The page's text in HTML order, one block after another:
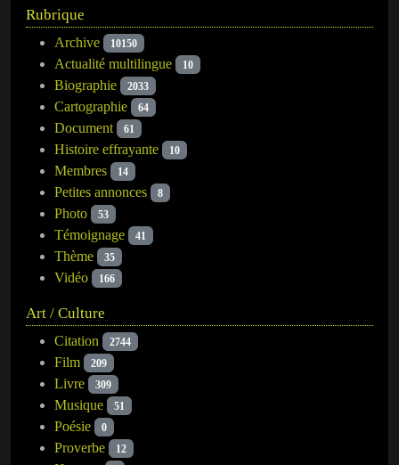
Rubrique
Archive 10150
Actualité multilingue 10
Biographie 2033
Cartographie 64
Document 61
Histoire effrayante 10
Membres 14
Petites annonces 8
Photo 53
Témoignage 41
Thème 35
Vidéo 166
Art / Culture
Citation 2744
Film 209
Livre 309
Musique 51
Poésie 0
Proverbe 12